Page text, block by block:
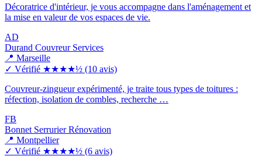
Décoratrice d'intérieur, je vous accompagne dans l'aménagement et
la mise en valeur de vos espaces de vie.
AD
Durand Couvreur Services
📍 Marseille
✓ Vérifié ★★★★½ (10 avis)
Couvreur-zingueur expérimenté, je traite tous types de toitures :
réfection, isolation de combles, recherche …
FB
Bonnet Serrurier Rénovation
📍 Montpellier
✓ Vérifié ★★★★½ (6 avis)